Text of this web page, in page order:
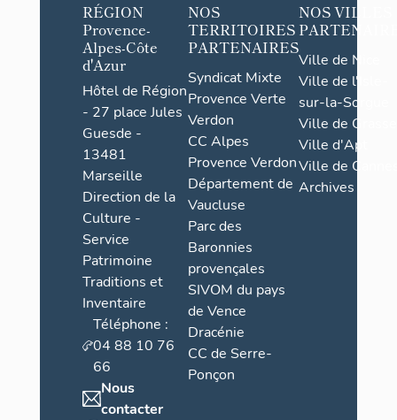
RÉGION
Provence-
Alpes-Côte
d'Azur
Hôtel de Région
- 27 place Jules
Guesde -
13481
Marseille
Direction de la
Culture -
Service
Patrimoine
Traditions et
Inventaire
Téléphone :
04 88 10 76
66
Nous
contacter
NOS
TERRITOIRES
PARTENAIRES
Syndicat Mixte
Provence Verte
Verdon
CC Alpes
Provence Verdon
Département de
Vaucluse
Parc des
Baronnies
provençales
SIVOM du pays
de Vence
Dracénie
CC de Serre-
Ponçon
NOS VILLES
Ville de Nice
Ville de l'Isle-
sur-la-Sorgue
Ville de Grasse
Ville d'Apt
Ville de
Archives